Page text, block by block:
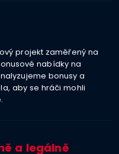
projekt zaměřený na
nabídky na
bonusy a
aby se hráči mohli
a legálně